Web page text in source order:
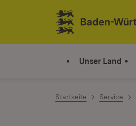
Zum Inhalt springen
Link zur Startseite
Unser Land
Startseite Service